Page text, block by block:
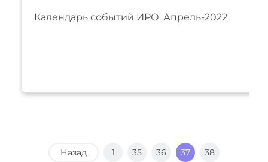
Календарь событий ИРО. Апрель-2022
Назад 1 35 36 37 38